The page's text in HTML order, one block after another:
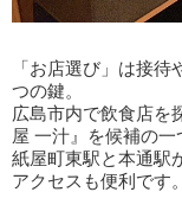
「お店選び」は接
つの鍵。
広島市内で飲食店を
屋 一汁』を候補の一
紙屋町東駅と本通駅
アクセスも便利です。